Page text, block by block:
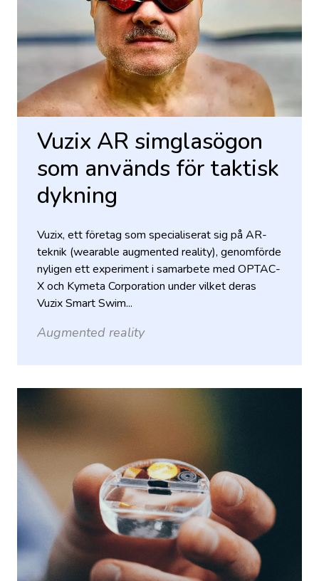
Vuzix AR simglasögon
som används för taktisk
dykning
Vuzix, ett företag som specialiserat sig på AR-
teknik (wearable augmented reality), genomförde
nyligen ett experiment i samarbete med OPTAC-
X och Kymeta Corporation under vilket deras
Vuzix Smart Swim...
Augmented reality